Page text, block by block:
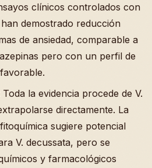
clínicos controlados con
demostrado reducción
de ansiedad, comparable a
pero con un perfil de
la evidencia procede de V.
directamente. La
sugiere potencial
V. decussata, pero se
y farmacológicos